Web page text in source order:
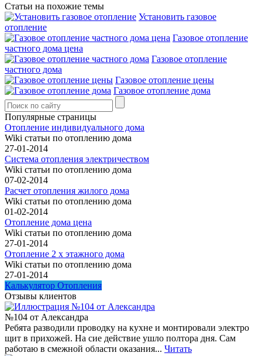
Статьи на похожие темы
Установить газовое
отопление
Газовое отопление
частного дома цена
Газовое отопление
частного дома
Газовое отопление цены
Газовое отопление дома
Популярные страницы
Отопление индивидуального дома
Wiki статьи по отоплению дома
27-01-2014
Система отопления электричеством
Wiki статьи по отоплению дома
07-02-2014
Расчет отопления жилого дома
Wiki статьи по отоплению дома
01-02-2014
Отопление дома цена
Wiki статьи по отоплению дома
27-01-2014
Отопление 2 х этажного дома
Wiki статьи по отоплению дома
27-01-2014
Калькулятор Отопления
Отзывы клиентов
№104 от Александра
Ребята разводили проводку на кухне и монтировали электро
щит в прихожей. На сие действие ушло полтора дня. Сам
работаю в смежной области оказания... Читать